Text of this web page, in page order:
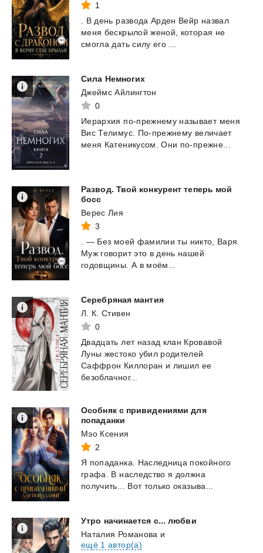
1
. В день развода Арден Вейр назвал
меня бескрылой женой, которая не
смогла дать силу его ...
Сила Немногих
Джеймс Айлингтон
0
Иерархия по-прежнему называет меня
Вис Телимус. По-прежнему величает
меня Катеникусом. Они по-прежне...
Развод. Твой конкурент теперь мой
босс
Верес Лия
3
. — Без моей фамилии ты никто, Варя.
Муж говорит это в день нашей
годовщины. А в моём...
Серебряная мантия
Л. К. Стивен
0
Двадцать лет назад клан Кровавой
Луны жестоко убил родителей
Саффрон Киллоран и лишил ее
безоблачног...
Особняк с привидениями для
попаданки
Мэо Ксения
2
Я попаданка. Наследница покойного
графа. В наследство я должна
получить... Вот только оказыва...
Утро начинается с... любви
Наталия Романова и
ещё 1 автор(а)